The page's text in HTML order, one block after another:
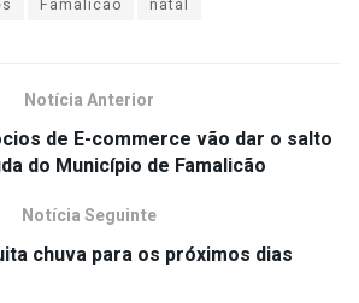
Famalicão natal
Notícia Anterior
de E-commerce vão dar o salto
do Município de Famalicão
Notícia Seguinte
chuva para os próximos dias